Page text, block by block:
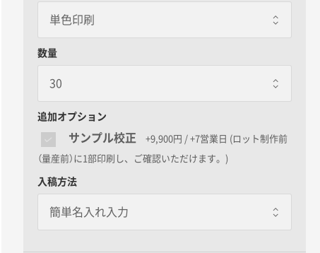
数量
追加オプション
サンプル校正 +9,900円 / +7営業日 (ロット制作前
（量産前）に1部印刷し、ご確認いただけます。)
入稿方法